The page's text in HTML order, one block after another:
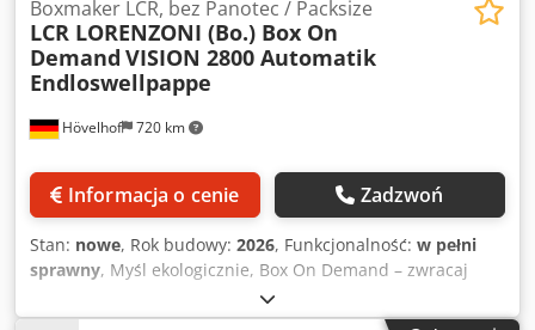
Hövelhof 720 km
Boxmaker LCR, bez Panotec / Packsize
LCR LORENZONI (Bo.) Box On
Demand VISION 2800 Automatik
Endloswellpappe
Informacja o cenie Zadzwoń
Stan: nowe, Rok budowy: 2026, Funkcjonalność: w pełni
sprawny, Myśl ekologicznie, Box On Demand – zwracaj
uwagę na swój ślad węglowy (CO2). Maszyna do produkcji
kartonów, typ Vision 2800 Automatik Do obróbki kartonów z